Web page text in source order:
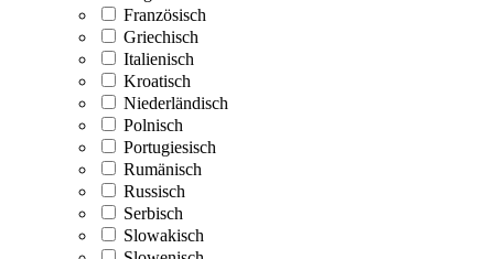
Französisch
Griechisch
Italienisch
Kroatisch
Niederländisch
Polnisch
Portugiesisch
Rumänisch
Russisch
Serbisch
Slowakisch